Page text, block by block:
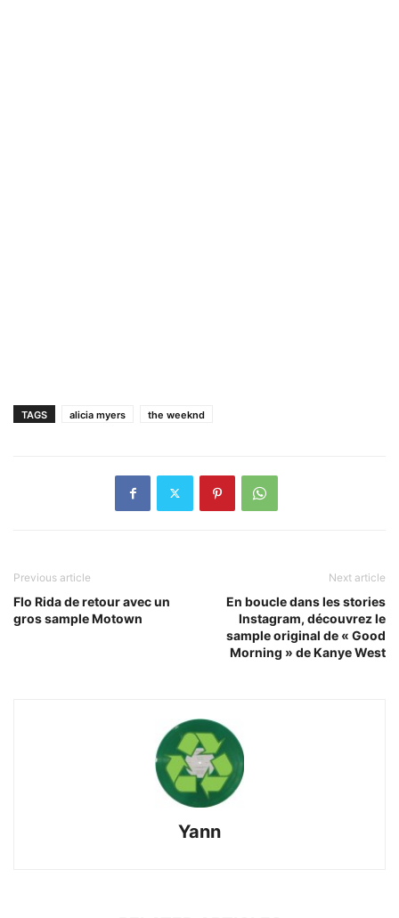
TAGS alicia myers the weeknd
Previous article
Flo Rida de retour avec un
gros sample Motown
Next article
En boucle dans les stories
Instagram, découvrez le
sample original de « Good
Morning » de Kanye West
Yann